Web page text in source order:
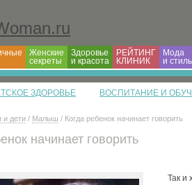
Женские
секреты
Здоровье
и красота
РЕЙТИНГ
КЛИНИК
Мода
и cтиль
ЗДОРОВЬЕ ВОСПИТАНИЕ И
и дети / Малыш / Когда ребенок начинает говорить
начинает говорить
Так и